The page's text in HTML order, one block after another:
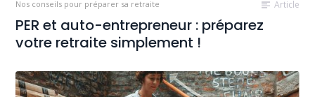
Nos conseils pour préparer sa retraite Article
PER et auto-entrepreneur : préparez
votre retraite simplement !